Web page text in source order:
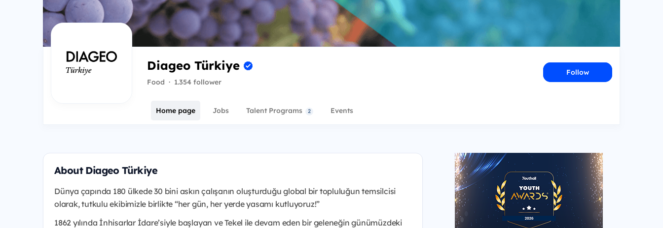
Diageo Türkiye
Food · 1.354 follower
Follow
Home page Jobs Talent Programs 2 Events
About Diageo Türkiye
Dünya çapında 180 ülkede 30 bini askın çalışanın oluşturduğu global bir topluluğun temsilcisi
olarak, tutkulu ekibimizle birlikte “her gün, her yerde yasamı kutluyoruz!”
1862 yılında İnhisarlar İdare’siyle başlayan ve Tekel ile devam eden bir geleneğin günümüzdeki